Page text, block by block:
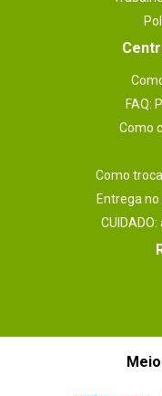
- Tipo
de
-
- LCD
-
-
19200 x
-
móveis: 	Brother iPrint&Scan
-
x 1200
-
FAQ:
Como
Como
Entrega